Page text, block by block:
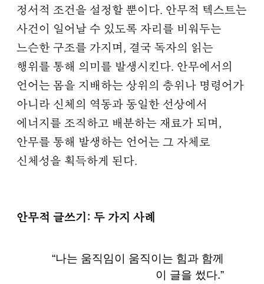
정서적 조건을 설정할 뿐이다. 안무적 텍스트는
사건이 일어날 수 있도록 자리를 비워두는
느슨한 구조를 가지며, 결국 독자의 읽는
행위를 통해 의미를 발생시킨다. 안무에서의
언어는 몸을 지배하는 상위의 층위나 명령어가
아니라 신체의 역동과 동일한 선상에서
에너지를 조직하고 배분하는 재료가 되며,
안무를 통해 발생하는 언어는 그 자체로
신체성을 획득하게 된다.
안무적 글쓰기: 두 가지 사례
“나는 움직임이 움직이는 힘과 함께
이 글을 썼다.”